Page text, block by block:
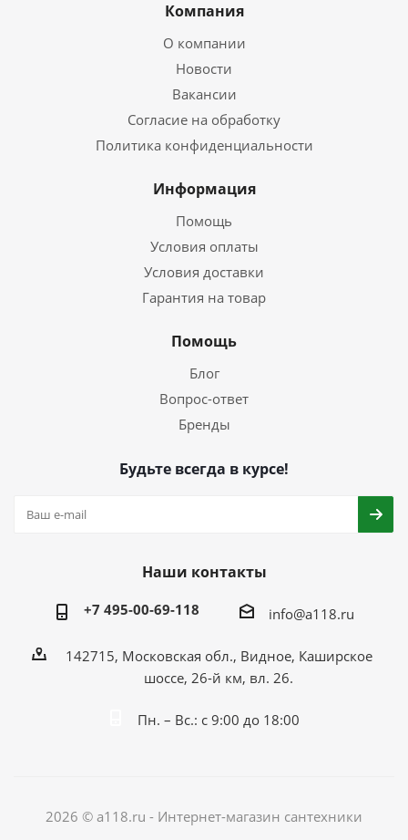
Компания
О компании
Новости
Вакансии
Согласие на обработку
Политика конфиденциальности
Информация
Помощь
Условия оплаты
Условия доставки
Гарантия на товар
Помощь
Блог
Вопрос-ответ
Бренды
Будьте всегда в курсе!
Наши контакты
+7 495-00-69-118 info@a118.ru
142715, Московская обл., Видное, Каширское
шоссе, 26-й км, вл. 26.
Пн. – Вс.: с 9:00 до 18:00
2026 © a118.ru - Интернет-магазин сантехники